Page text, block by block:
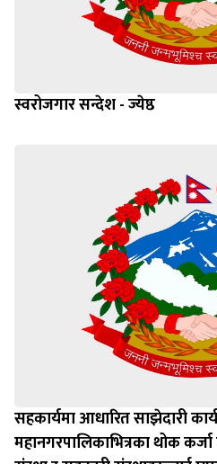
स्वरोजगार सन्देश - ज्येष्ठ
सहकार्यमा आधारित साझेदारी
महानगरपालिकाभित्रका थोक